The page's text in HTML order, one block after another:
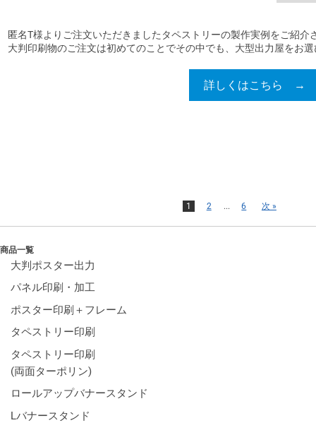
匿名T様よりご注文いただきましたタペストリーの製作実例をご紹介
大判印刷物のご注文は初めてのことでその中でも、大型出力屋をお
詳しくはこちら →
1 2 ... 6 次 »
商品一覧
大判ポスター出力
パネル印刷・加工
ポスター印刷＋フレーム
タペストリー印刷
タペストリー印刷
(両面ターポリン)
ロールアップバナースタンド
Lバナースタンド